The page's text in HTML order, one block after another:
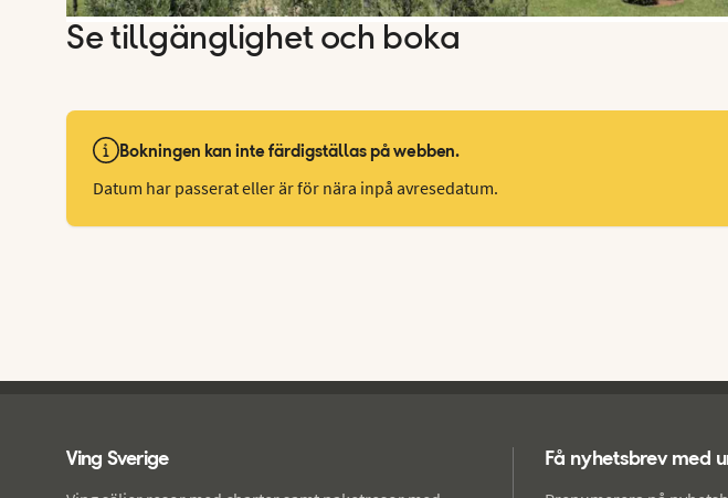
Se tillgänglighet och boka
Bokningen kan inte färdigställas på webben.
Datum har passerat eller är för nära inpå avresedatum.
Ving Sverige Få nyhetsbrev med